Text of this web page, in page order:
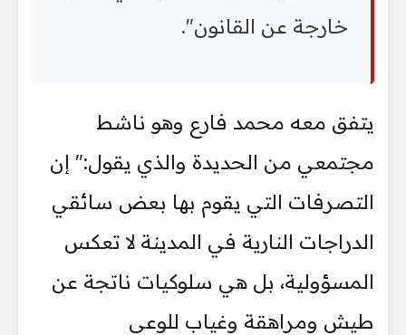
خارجة عن القانون".
يتفق معه محمد فارع وهو ناشط
مجتمعي من الحديدة والذي يقول:" إن
التصرفات التي يقوم بها بعض سائقي
الدراجات النارية في المدينة لا تعكس
المسؤولية، بل هي سلوكيات ناتجة عن
طيش ومراهقة وغياب للوعي